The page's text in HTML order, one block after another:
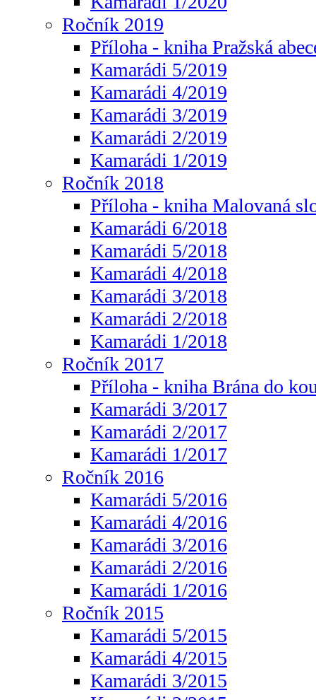
Ročník 2019
Příloha - kniha Pražská
Kamarádi 5/2019
Kamarádi 4/2019
Kamarádi 3/2019
Kamarádi 2/2019
Kamarádi 1/2019
Ročník 2018
Příloha - kniha Malovaná
Kamarádi 6/2018
Kamarádi 5/2018
Kamarádi 4/2018
Kamarádi 3/2018
Kamarádi 2/2018
Kamarádi 1/2018
Ročník 2017
Příloha - kniha Brána do
Kamarádi 3/2017
Kamarádi 2/2017
Kamarádi 1/2017
Ročník 2016
Kamarádi 5/2016
Kamarádi 4/2016
Kamarádi 3/2016
Kamarádi 2/2016
Kamarádi 1/2016
Ročník 2015
Kamarádi 5/2015
Kamarádi 4/2015
Kamarádi 3/2015